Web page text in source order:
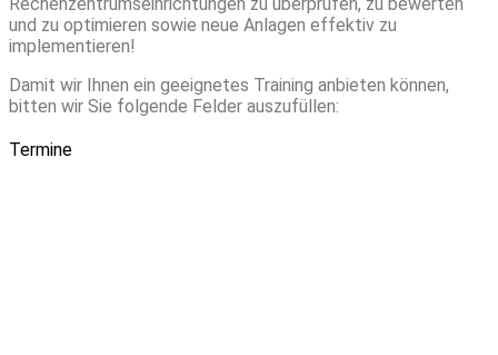
und zu optimieren sowie neue Anlagen effektiv zu
implementieren!
Damit wir Ihnen ein geeignetes Training anbieten können,
bitten wir Sie folgende Felder auszufüllen:
Termine